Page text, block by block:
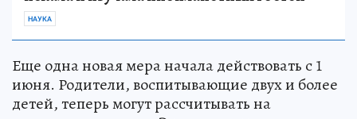
НАУКА
Еще одна новая мера начала действовать с 1
июня. Родители, воспитывающие двух и более
детей, теперь могут рассчитывать на